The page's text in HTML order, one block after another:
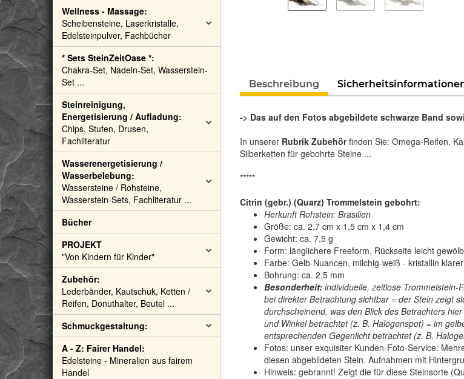
Beschreibung
-> Das auf den Fotos abgebildete schwarze Band
In unserer Rubrik Zubehörfinden Sie: Omega-Reifen,
Silberketten für gebohrte Steine ...
*****
Citrin (gebr.) (Quarz) Trommelstein gebohrt:
Herkunft Rohstein: Brasilien
Größe: ca. 2,7 cm x 1,5 cm x 1,4 cm
Gewicht: ca. 7,5 g
Form: länglichere Freeform, Rückseite leicht
Farbe: Gelb-Nuancen, milchig-weiß - kristallin
Bohrung: ca. 2,5 mm
Besonderheit:individuelle, zeitlose Trommelstein-
bei direkter Betrachtung sichtbar = der Stein zeigt
durchscheinend, was den Blick des Betrachters
und Winkel betrachtet (z. B. Halogenspot) = im
entsprechenden Gegenlicht betrachtet (z. B.
Fotos: unser exquisiter Kunden-Foto-Service:
diesen abgebildeten Stein. Aufnahmen mit
Hinweis: gebrannt! Zeigt die für diese Steinsorte
Wellness - Massage:
Scheibensteine, Laserkristalle,
Edelsteinpulver, Fachbücher
* Sets SteinZeitOase *:
Chakra-Set, Nadeln-Set, Wasserstein-
Set ...
Steinreinigung,
Energetisierung / Aufladung:
Chips, Stufen, Drusen,
Fachliteratur
Wasserenergetisierung /
Wasserbelebung:
Wassersteine / Rohsteine,
Wasserstein-Sets, Fachliteratur ...
Bücher
PROJEKT
"Von Kindern für Kinder"
Zubehör:
Lederbänder, Kautschuk, Ketten /
Reifen, Donuthalter, Beutel ...
Schmuckgestaltung:
A - Z: Fairer Handel:
Edelsteine - Mineralien aus fairem
Handel